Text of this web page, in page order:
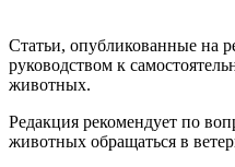
Статьи, опубликованные на
руководством к
животных.
Редакция рекомендует по
животных обращаться в